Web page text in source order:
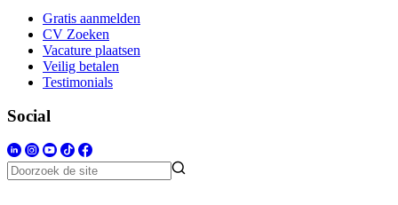
Gratis aanmelden
CV Zoeken
Vacature plaatsen
Veilig betalen
Testimonials
Social